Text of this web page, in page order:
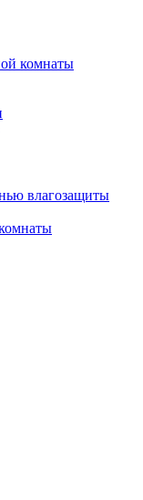
комнаты
влагозащиты